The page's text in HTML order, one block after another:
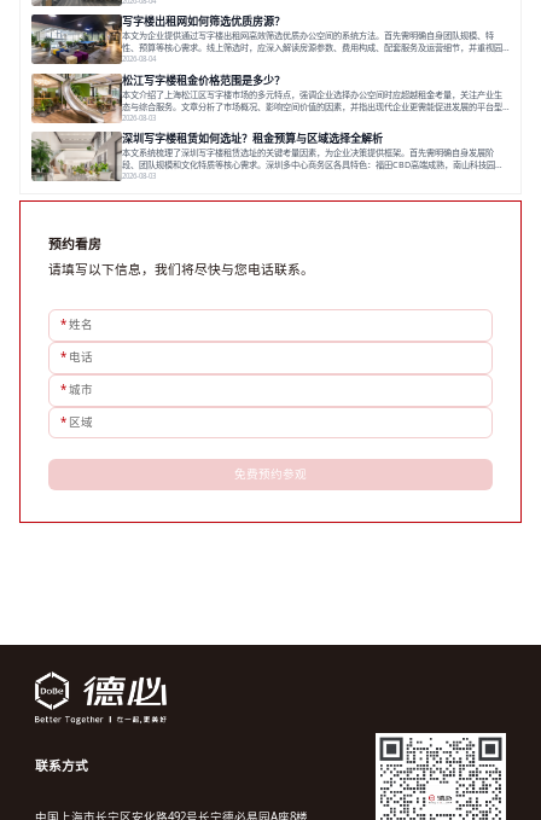
言，寻找一处合适的办公空间是一项至关重要的决策。这不仅关系到团队的日常工作效率与协作氛围，
更直接影响着企业的品牌形象、运营成本
写字楼出租网如何筛选优质房源？
本文为企业提供通过写字楼出租网高效筛选优质办公空间的系统方法。首先需明确自身团队规模、特
性、预算等核心需求。线上筛选时，应深入解读房源参数、费用构成、配套服务及运营细节，并重视园
区产业生态与交通区位价值。同时，需考察运营方的品牌背景与持续服务能力。完成线上初选后，必须
进行线下实地验证，核对空间实景、测试设施、感受园区氛围并确认合同条款，从而做出精确决策。在
数字化时代，写字楼出租网已成为企业寻找
2026-08-04
松江写字楼租金价格范围是多少？
本文介绍了上海松江区写字楼市场的多元特点，强调企业选择办公空间时应超越租金考量，关注产业生
态与综合服务。文章分析了市场概况、影响空间价值的因素，并指出现代企业更需能促进发展的平台型
空间。之后，以德必集团为例，说明运营方如何通过构建服务生态助力企业成长，建议企业系统评估需
求与长期价值，选择匹配的发展载体。对于许多寻求在上海松江区设立或扩展办公空间的企业而言，了
解该区域的写字楼市场概况是决策的首先
2026-08-03
深圳写字楼租赁如何选址？租金预算与区域选择全解析
本文系统梳理了深圳写字楼租赁选址的关键考量因素，为企业决策提供框架。首先需明确自身发展阶
段、团队规模和文化特质等核心需求。深圳多中心商务区各具特色：福田CBD高端成熟，南山科技园创
新活力强，前海具政策优势。除传统写字楼外，创意产业园注重生态与社群，适合文创、科技类企业。
款。选址是综合性战略决策，旨在让办公
2026-08-03
预约看房
请填写以下信息，我们将尽快与您电话联系。
*姓名
* 电话
*城市
* 区域
免费预约参观
联系方式
中国上海市长宁区安化路492号长宁德必易园A座8楼